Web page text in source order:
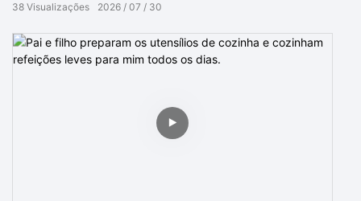
2026 07 30
38 Visualizações